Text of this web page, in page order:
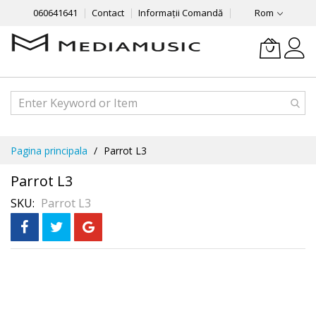
060641641 Contact Informații Comandă Rom
Continut
Pagina principala Parrot L3
Parrot L3
SKU Parrot L3